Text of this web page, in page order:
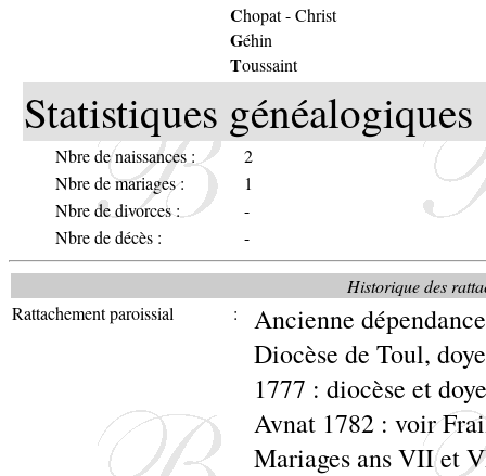
Chopat-Christ
Géhin
Toussaint
Statistiques
Nbre de naissances :
2
Nbre de mariages :
1
Nbre de divorces :
-
Nbre de décès :
-
Historique des
Rattachement paroissial
:
Ancienne
Diocèse de Toul,
1777 : diocèse et
Avnat 1782 : voir
Mariages ans VII et